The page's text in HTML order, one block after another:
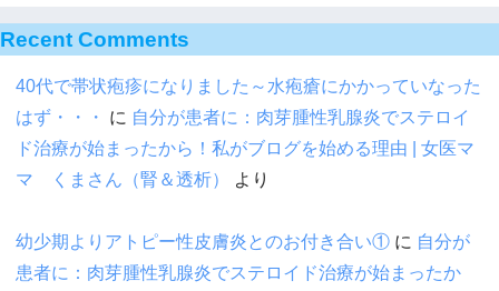
Recent Comments
40代で帯状疱疹になりました～水疱瘡にかかっていなった
はず・・・
に 自分が患者に：肉芽腫性乳腺炎でステロイ
ド治療が始まったから！私がブログを始める理由 | 女医マ
マ くまさん（腎＆透析）
より
幼少期よりアトピー性皮膚炎とのお付き合い① に 自分が
患者に：肉芽腫性乳腺炎でステロイド治療が始まったか